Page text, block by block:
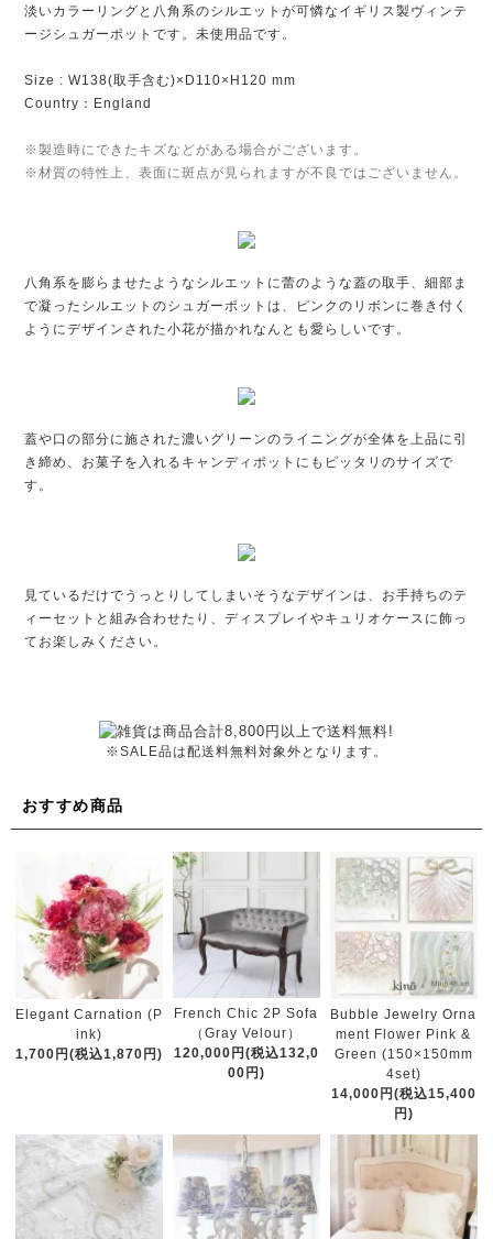
淡いカラーリングと八角系のシルエットが可憐なイギリス製ヴィンテ
ージシュガーポットです。未使用品です。
Size : W138(取手含む)×D110×H120 mm
Country：England
※製造時にできたキズなどがある場合がございます。
※材質の特性上、表面に斑点が見られますが不良ではございません。
八角系を膨らませたようなシルエットに蕾のような蓋の取手、細部ま
で凝ったシルエットのシュガーポットは、ピンクのリボンに巻き付く
ようにデザインされた小花が描かれなんとも愛らしいです。
蓋や口の部分に施された濃いグリーンのライニングが全体を上品に引
き締め、お菓子を入れるキャンディポットにもピッタリのサイズで
す。
見ているだけでうっとりしてしまいそうなデザインは、お手持ちのテ
ィーセットと組み合わせたり、ディスプレイやキュリオケースに飾っ
てお楽しみください。
※SALE品は配送料無料対象外となります。
おすすめ商品
Elegant Carnation (P
ink)
1,700円(税込1,870円)
French Chic 2P Sofa
（Gray Velour）
120,000円(税込132,0
00円)
Bubble Jewelry Orna
ment Flower Pink &
Green (150×150mm
4set)
14,000円(税込15,400
円)